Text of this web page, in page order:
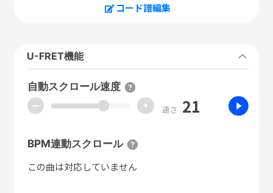
コード譜編集
U-FRET機能
自動スクロール速度
ー + 速さ 21
BPM連動スクロール
この曲は対応していません